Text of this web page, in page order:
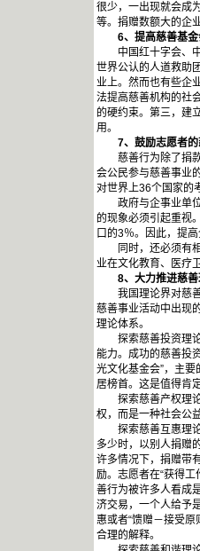
很少，一出现就会成
等。捐赠数额大的企
6、提高慈善基
中国红十字会、中
世界公认的人道救助
业上。然而也有些企
法提高慈善机构的社
的硬约束。第三，建
用。
7、鼓励志愿者
慈善行为除了捐款
会公民参与慈善事业
对世界上36个国家的
政府与企事业单位
的现象必须引起重视
口的3％。因此，提
同时，还必须有相
业在文化教育、医疗
8、大力推进慈
我国理论界对慈善
慈善事业活动中出现
理论体系。
探索慈善投资理论
能力。成功的慈善投
光文化基金会”，主
居榜首。这是值得肯
探索慈善产权理论
权，而是一种社会公
探索慈善互惠理论
多少时，以别人捐赠
许多情况下，捐赠带
励。志愿者在“获得
善行为被许多人看成
济交易，一个人给予
惠或者“馈赠－接受
合理的解释。